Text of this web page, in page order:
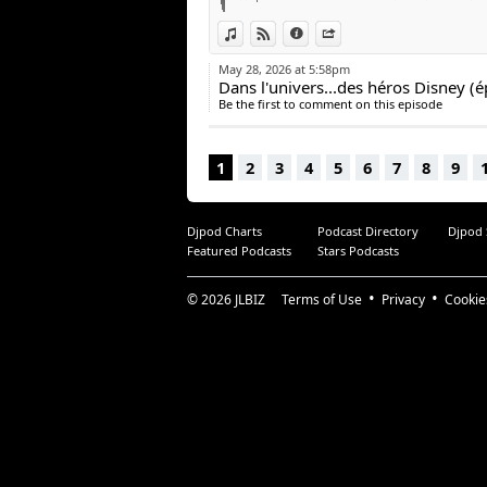
View in iTunes
View on Djpod
Information
May 28, 2026 at 5:58pm
Dans l'univers...des héros Disney
Be the first to comment on this episode
1 2 3 4 5 6 7 8 9
Djpod Charts Podcast Directory
Djpod
Featured Podcasts
Stars Podcasts
© 2026 JLBIZ Terms of Use Privacy